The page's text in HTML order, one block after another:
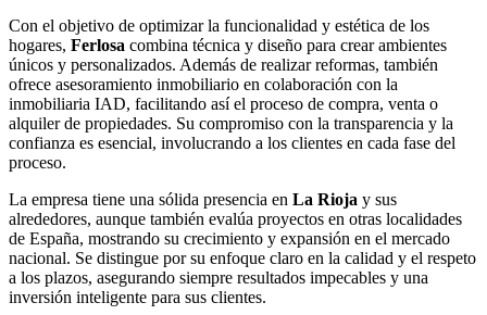
Con el objetivo de optimizar la funcionalidad y estética de los
hogares, Ferlosa combina técnica y diseño para crear ambientes
únicos y personalizados. Además de realizar reformas, también
ofrece asesoramiento inmobiliario en colaboración con la
inmobiliaria IAD, facilitando así el proceso de compra, venta o
alquiler de propiedades. Su compromiso con la transparencia y la
confianza es esencial, involucrando a los clientes en cada fase del
proceso.
La empresa tiene una sólida presencia en La Rioja y sus
alrededores, aunque también evalúa proyectos en otras localidades
de España, mostrando su crecimiento y expansión en el mercado
nacional. Se distingue por su enfoque claro en la calidad y el respeto
a los plazos, asegurando siempre resultados impecables y una
inversión inteligente para sus clientes.